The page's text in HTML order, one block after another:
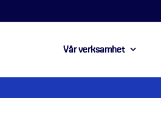
Vår verksamhet